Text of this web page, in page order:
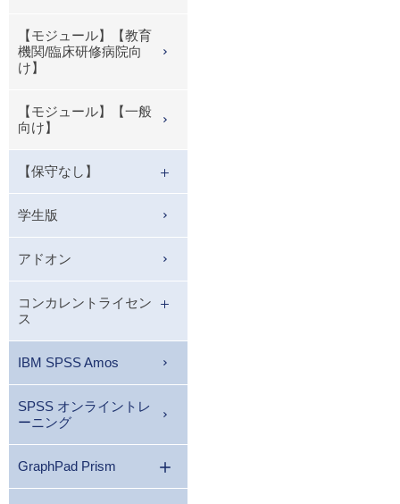
【モジュール】【教育
機関/臨床研修病院向
け】
【モジュール】【一般
向け】
【保守なし】
学生版
アドオン
コンカレントライセン
ス
IBM SPSS Amos
SPSS オンライントレ
ーニング
GraphPad Prism